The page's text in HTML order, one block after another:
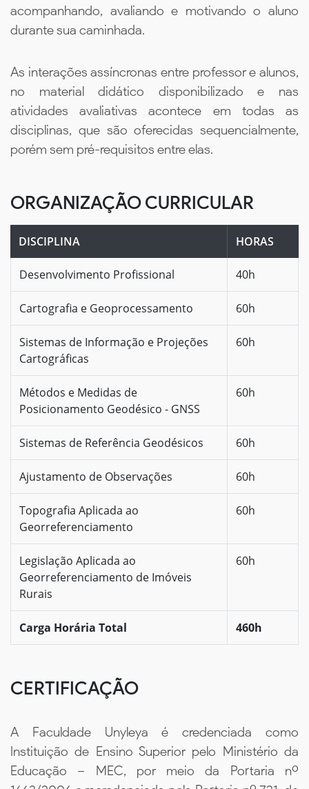
acompanhando, avaliando e motivando o aluno
durante sua caminhada.
As interações assíncronas entre professor e alunos,
no material didático disponibilizado e nas
atividades avaliativas acontece em todas as
disciplinas, que são oferecidas sequencialmente,
porém sem pré-requisitos entre elas.
ORGANIZAÇÃO CURRICULAR
DISCIPLINA HORAS
Desenvolvimento Profissional 40h
Cartografia e Geoprocessamento 60h
Sistemas de Informação e Projeções
Cartográficas
60h
Métodos e Medidas de
Posicionamento Geodésico - GNSS
60h
Sistemas de Referência Geodésicos 60h
Ajustamento de Observações 60h
Topografia Aplicada ao
Georreferenciamento
60h
Legislação Aplicada ao
Georreferenciamento de Imóveis
Rurais
60h
Carga Horária Total 460h
CERTIFICAÇÃO
A Faculdade Unyleya é credenciada como
Instituição de Ensino Superior pelo Ministério da
Educação – MEC, por meio da Portaria nº